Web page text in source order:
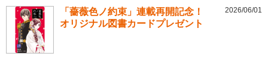
「薔薇色ノ約束」連載再開記念！
オリジナル図書カードプレゼント
2026/06/01